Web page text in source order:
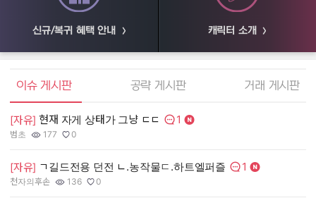
신규/복귀 혜택 안내 캐릭터 소개
엘소드 커뮤니티
이슈 게시판 공략 게시판 거래 게시판
[자유] 현재 자게 상태가 그냥 ㄷㄷ 댓글수:
1
작성자:
범초
조회수:
177
추천수:
0
[자유] ㄱ길드전용 던전 ㄴ.농작물ㄷ.하트엘퍼즐 댓글수:
1
작성자:
천자의후손
조회수:
136
추천수:
0